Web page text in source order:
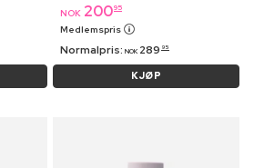
NOK 20095
Medlemspris
Normalpris: NOK 289 95
KJØP